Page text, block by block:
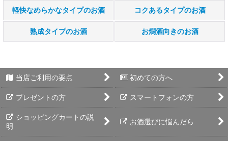
特別価格
軽快なめらかなタイプのお酒 コクあるタイプのお酒
熟成タイプのお酒 お燗酒向きのお酒
当店ご利用の要点 初めての方へ
プレゼントの方 スマートフォンの方
ショッピングカートの説
明
お酒選びに悩んだら